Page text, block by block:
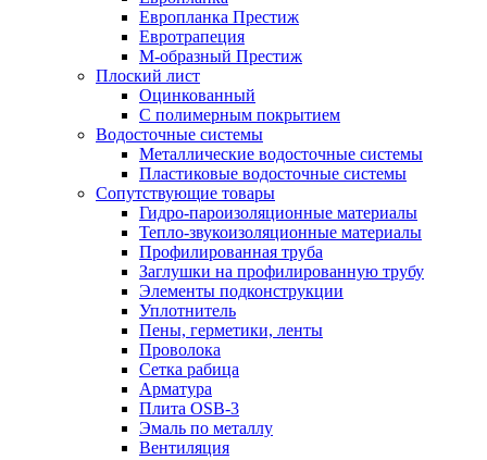
Европланка Престиж
Евротрапеция
М-образный Престиж
Плоский лист
Оцинкованный
С полимерным покрытием
Водосточные системы
Металлические водосточные системы
Пластиковые водосточные системы
Сопутствующие товары
Гидро-пароизоляционные материалы
Тепло-звукоизоляционные материалы
Профилированная труба
Заглушки на профилированную трубу
Элементы подконструкции
Уплотнитель
Пены, герметики, ленты
Проволока
Сетка рабица
Арматура
Плита OSB-3
Эмаль по металлу
Вентиляция